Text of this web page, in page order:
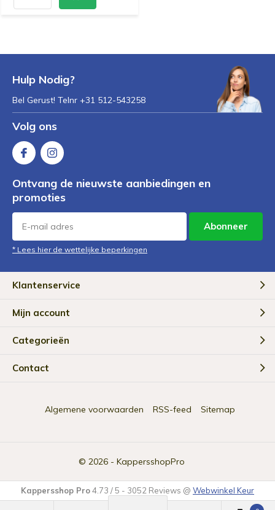
Hulp Nodig?
Bel Gerust! Telnr +31 512-543258
Volg ons
Ontvang de nieuwste aanbiedingen en
promoties
Abonneer
* Lees hier de wettelijke beperkingen
Klantenservice
Mijn account
Categorieën
Contact
© 2026 - KappersshopPro
Algemene voorwaarden RSS-feed Sitemap
Kappersshop Pro4.73 /5 - 3052 Reviews @ Webwinkel Keur